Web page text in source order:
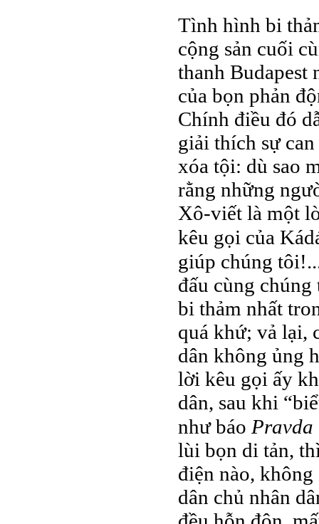
Tình hình bi
cộng sản cuối
thanh Budapest
của bọn phản
Chính điều đó
giải thích sự
xóa tội: dù sao
rằng những
Xô-viết là một
kêu gọi của
giúp chúng
đấu cùng
bi thảm nhất
quá khứ; vả lại,
dân không ủng
lời kêu gọi ấy
dân, sau khi
như báo Pravda
lùi bọn di tản,
điện nào,
dân chủ nhân